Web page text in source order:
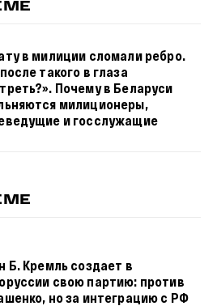
в милиции сломали ребро.
такого в глаза
Почему в Беларуси
милиционеры,
и госслужащие
Б. Кремль создает в
свою партию: против
но за интеграцию с РФ